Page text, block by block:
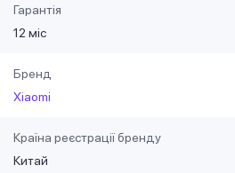
Гарантія
12 міс
Бренд
Xiaomi
Країна реєстрації бренду
Китай